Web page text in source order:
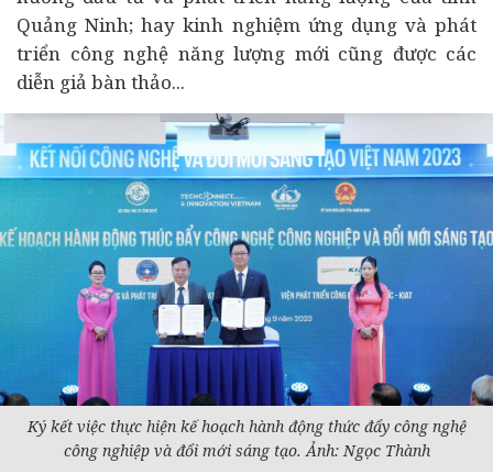
Quảng Ninh; hay kinh nghiệm ứng dụng và phát
triển công nghệ năng lượng mới cũng được các
diễn giả bàn thảo...
Ký kết việc thực hiện kế hoạch hành động thức đẩy công nghệ
công nghiệp và đổi mới sáng tạo. Ảnh: Ngọc Thành